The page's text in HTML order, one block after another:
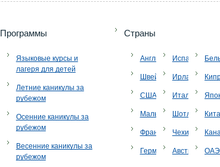
Программы
Языковые курсы и
лагеря для детей
Летние каникулы за
рубежом
Осенние каникулы за
рубежом
Весенние каникулы за
рубежом
Страны
Англия
Швейцария
США
Мальта
Франция
Германия
Испания
Ирландия
Италия
Шотландия
Чехия
Австрия
Кипр
ОАЭ